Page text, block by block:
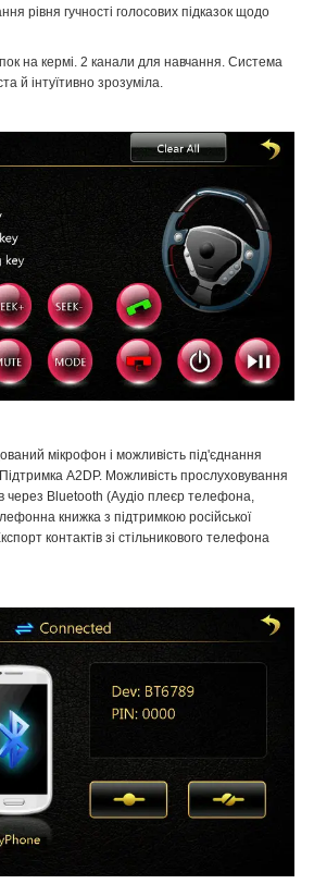
рівня гучності голосових підказок щодо
на кермі. 2 канали для навчання. Система
й інтуїтивно зрозуміла.
мікрофон і можливість під'єднання
A2DP. Можливість прослуховування
через Bluetooth (Аудіо плеєр телефона,
книжка з підтримкою російської
контактів зі стільникового телефона